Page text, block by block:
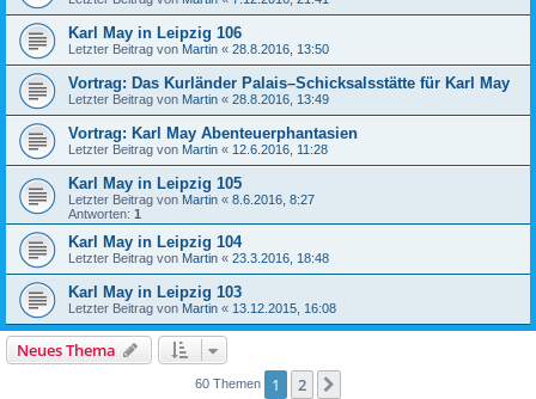
Karl May in Leipzig 106
Letzter Beitrag von Martin « 28.8.2016, 13:50
Vortrag: Das Kurländer Palais–Schicksalsstätte für Karl May
Letzter Beitrag von Martin « 28.8.2016, 13:49
Vortrag: Karl May Abenteuerphantasien
Letzter Beitrag von Martin « 12.6.2016, 11:28
Karl May in Leipzig 105
Letzter Beitrag von Martin « 8.6.2016, 8:27
Antworten: 1
Karl May in Leipzig 104
Letzter Beitrag von Martin « 23.3.2016, 18:48
Karl May in Leipzig 103
Letzter Beitrag von Martin « 13.12.2015, 16:08
Neues Thema
60 Themen 1 2